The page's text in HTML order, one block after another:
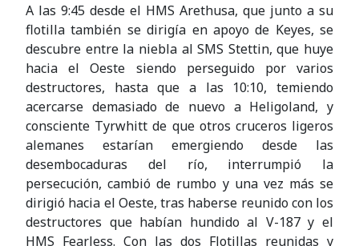
A las 9:45 desde el HMS Arethusa, que junto a su
flotilla también se dirigía en apoyo de Keyes, se
descubre entre la niebla al SMS Stettin, que huye
hacia el Oeste siendo perseguido por varios
destructores, hasta que a las 10:10, temiendo
acercarse demasiado de nuevo a Heligoland, y
consciente Tyrwhitt de que otros cruceros ligeros
alemanes estarían emergiendo desde las
desembocaduras del río, interrumpió la
persecución, cambió de rumbo y una vez más se
dirigió hacia el Oeste, tras haberse reunido con los
destructores que habían hundido al V-187 y el
HMS Fearless. Con las dos Flotillas reunidas y